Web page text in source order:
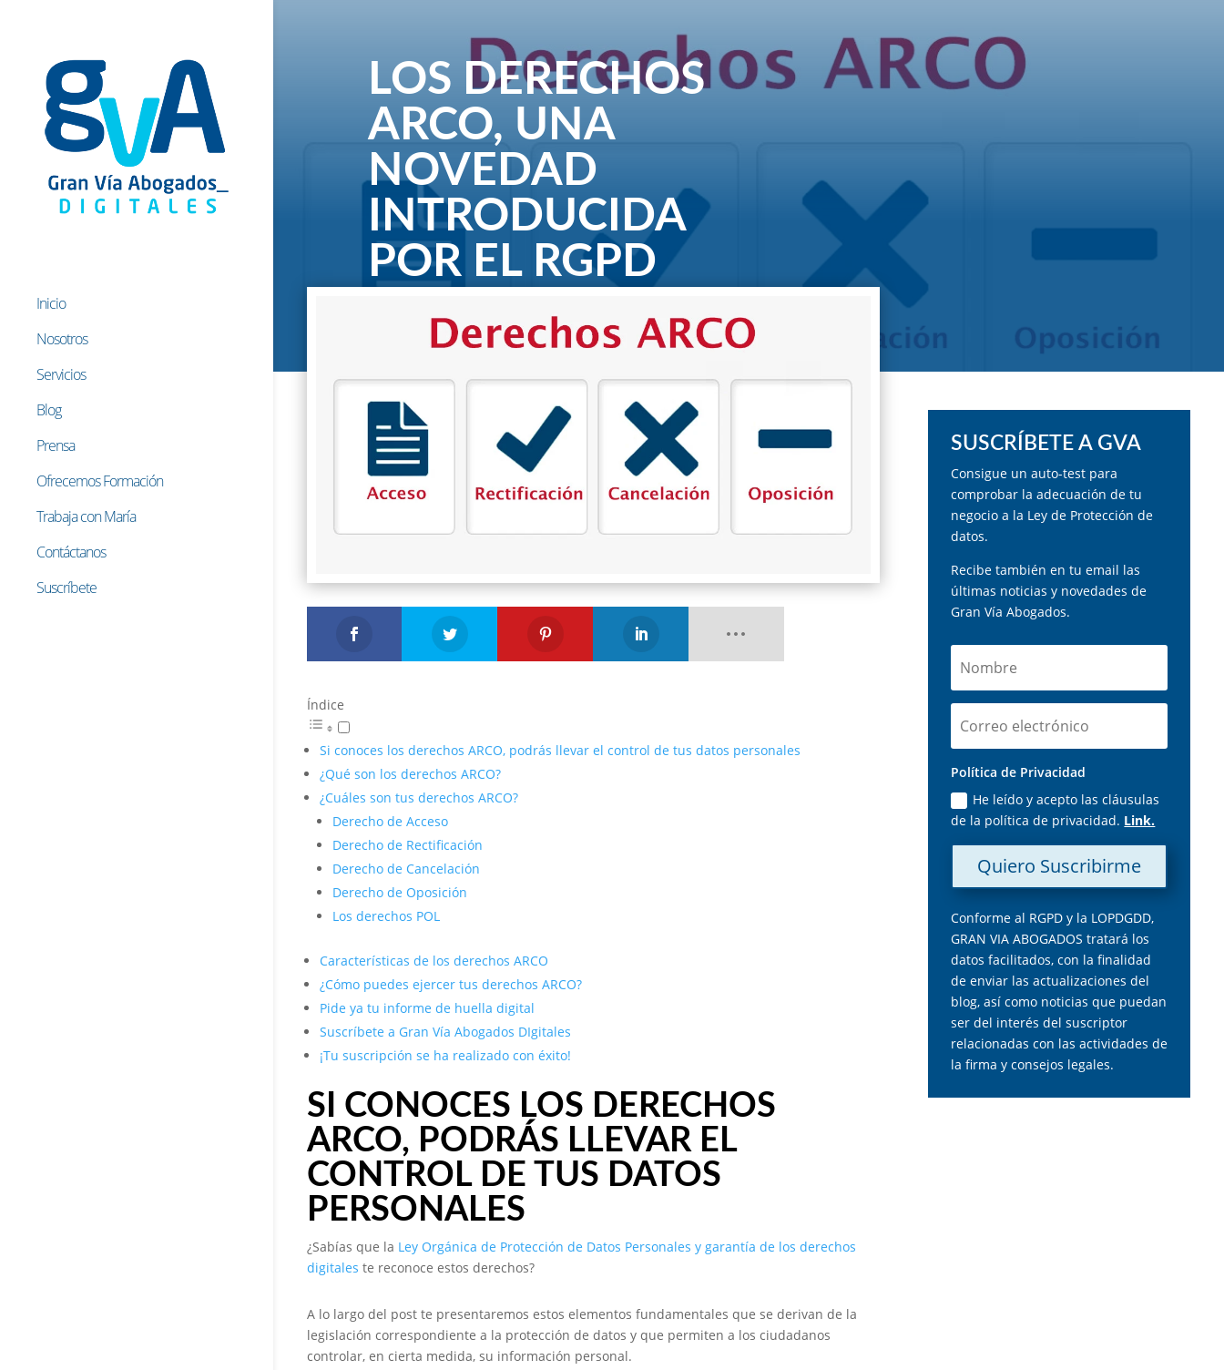
Inicio
Nosotros
Servicios
Blog
Prensa
Ofrecemos Formación
Trabaja con María
Contáctanos
Suscríbete
LOS DERECHOS
ARCO, UNA
NOVEDAD
INTRODUCIDA
POR EL RGPD
Índice
Si conoces los derechos ARCO, podrás llevar el control de tus datos personales
¿Qué son los derechos ARCO?
¿Cuáles son tus derechos ARCO?
Derecho de Acceso
Derecho de Rectificación
Derecho de Cancelación
Derecho de Oposición
Los derechos POL
Características de los derechos ARCO
¿Cómo puedes ejercer tus derechos ARCO?
Pide ya tu informe de huella digital
Suscríbete a Gran Vía Abogados DIgitales
¡Tu suscripción se ha realizado con éxito!
SI CONOCES LOS DERECHOS
ARCO, PODRÁS LLEVAR EL
CONTROL DE TUS DATOS
PERSONALES
¿Sabías que la Ley Orgánica de Protección de Datos Personales y garantía de los derechos
digitales te reconoce estos derechos?
A lo largo del post te presentaremos estos elementos fundamentales que se derivan de la
legislación correspondiente a la protección de datos y que permiten a los ciudadanos
controlar, en cierta medida, su información personal.
SUSCRÍBETE A GVA
Consigue un auto-test para
comprobar la adecuación de tu
negocio a la Ley de Protección de
datos.
Recibe también en tu email las
últimas noticias y novedades de
Gran Vía Abogados.
Política de Privacidad
He leído y acepto las cláusulas
de la política de privacidad. Link.
Quiero Suscribirme
Conforme al RGPD y la LOPDGDD,
GRAN VIA ABOGADOS tratará los
datos facilitados, con la finalidad
de enviar las actualizaciones del
blog, así como noticias que puedan
ser del interés del suscriptor
relacionadas con las actividades de
la firma y consejos legales.